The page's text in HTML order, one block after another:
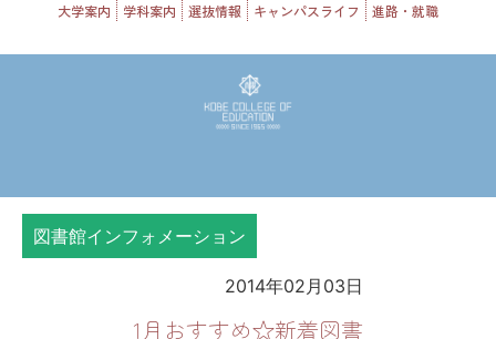
大学案内 学科案内 選抜情報 キャンパスライフ 進路・就職
図書館インフォメーション
2014年02月03日
1月おすすめ☆新着図書